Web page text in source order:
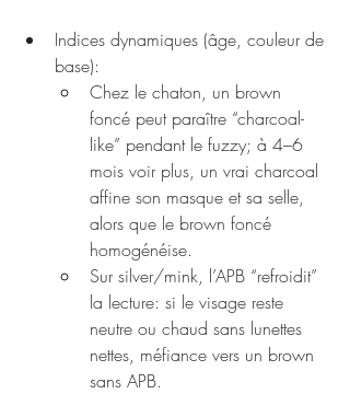
Indices dynamiques (âge, couleur de
base):
Chez le chaton, un brown
foncé peut paraître “charcoal-
like” pendant le fuzzy; à 4–6
mois voir plus, un vrai charcoal
affine son masque et sa selle,
alors que le brown foncé
homogénéise.
Sur silver/mink, l’APB “refroidit”
la lecture: si le visage reste
neutre ou chaud sans lunettes
nettes, méfiance vers un brown
sans APB.